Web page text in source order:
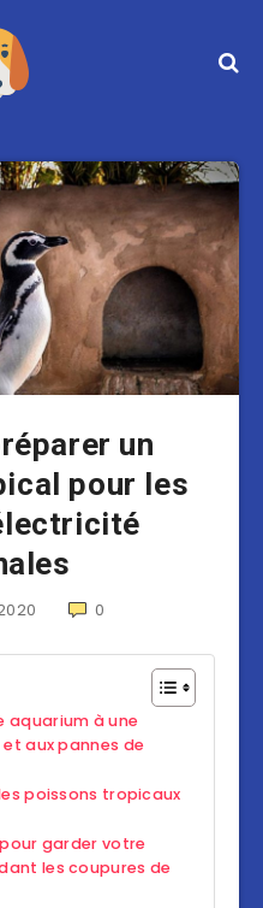
un
pour les
0
aquarium à une
aux pannes de
poissons tropicaux
garder votre
les coupures de